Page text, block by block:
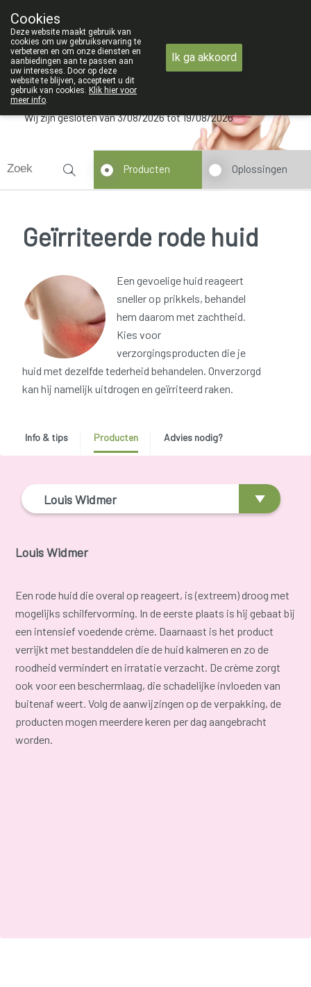
ZOMERVAKANTIE : Van maandag 3 AUGUSTUS tot en met
09 228 32 36
Wij zijn gesloten van 3/08/2026 tot 19/08/2026
Producten Oplossingen
Geïrriteerde rode huid
Een gevoelige huid reageert
sneller op prikkels, behandel
hem daarom met zachtheid.
Kies voor
verzorgingsproducten die je
huid met dezelfde tederheid behandelen. Onverzorgd
kan hij namelijk uitdrogen en geïrriteerd raken.
Info & tips Producten Advies nodig?
Louis Widmer
Louis Widmer
Een rode huid die overal op reageert, is (extreem) droog met
mogelijks schilfervorming. In de eerste plaats is hij gebaat bij
een intensief voedende crème. Daarnaast is het product
verrijkt met bestanddelen die de huid kalmeren en zo de
roodheid vermindert en irratatie verzacht. De crème zorgt
ook voor een beschermlaag, die schadelijke invloeden van
buitenaf weert. Volg de aanwijzingen op de verpakking, de
producten mogen meerdere keren per dag aangebracht
worden.
Cookies
Deze website maakt gebruik van
cookies om uw gebruikservaring te
verbeteren en om onze diensten en
aanbiedingen aan te passen aan
uw interesses. Door op deze
website te blijven, accepteert u dit
gebruik van cookies. Klik hier voor
meer info.
Ik ga akkoord